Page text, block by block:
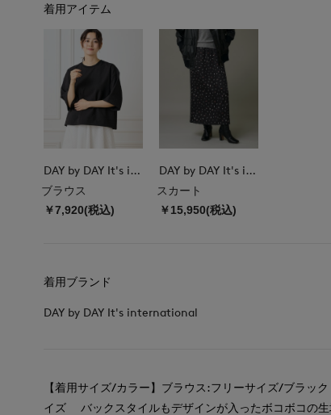
着用アイテム
DAY by DAY It's international
ブラウス
￥7,920(税込)
DAY by DAY It's international
スカート
￥15,950(税込)
着用ブランド
DAY by DAY It's international
【着用サイズ/カラー】ブラウス:フリーサイズ/ブラッ
イズ バックスタイルもデザインが入ったボコボコの生